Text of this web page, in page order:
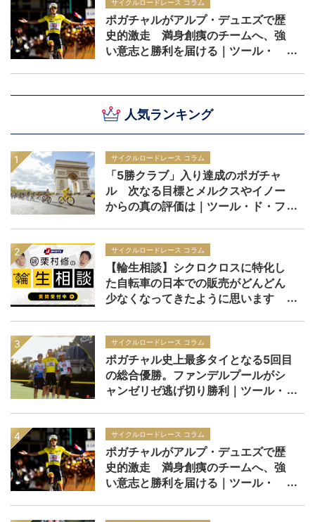
人気ランキング
サイクルロードレース コラム
「5勝クラブ」入り達成のポガチャ
ル 次なる目標とメルクスやイノー
からの真の評価は｜ツール・ド・フ
サイクルロードレース コラム
【輪生相談】シクロクロスに特化し
た自転車の日本での販売がどんどん
少なくなってきたように思います
サイクルロードレース コラム
ポガチャル史上最多タイとなる5回目
の総合優勝。ファンデルプールがシ
ャンゼリゼ逃げ切り勝利｜ツール・
サイクルロードレース コラム
ポガチャルがアルプ・デュエズで歴
史的激走 満身創痍のチームへ、強
い意志と勝利を届ける｜ツール・
サイクルロードレース コラム
ポガチャルがアルプ・デュエズで歴
史的激走 満身創痍のチームへ、強
い意志と勝利を届ける｜ツール・